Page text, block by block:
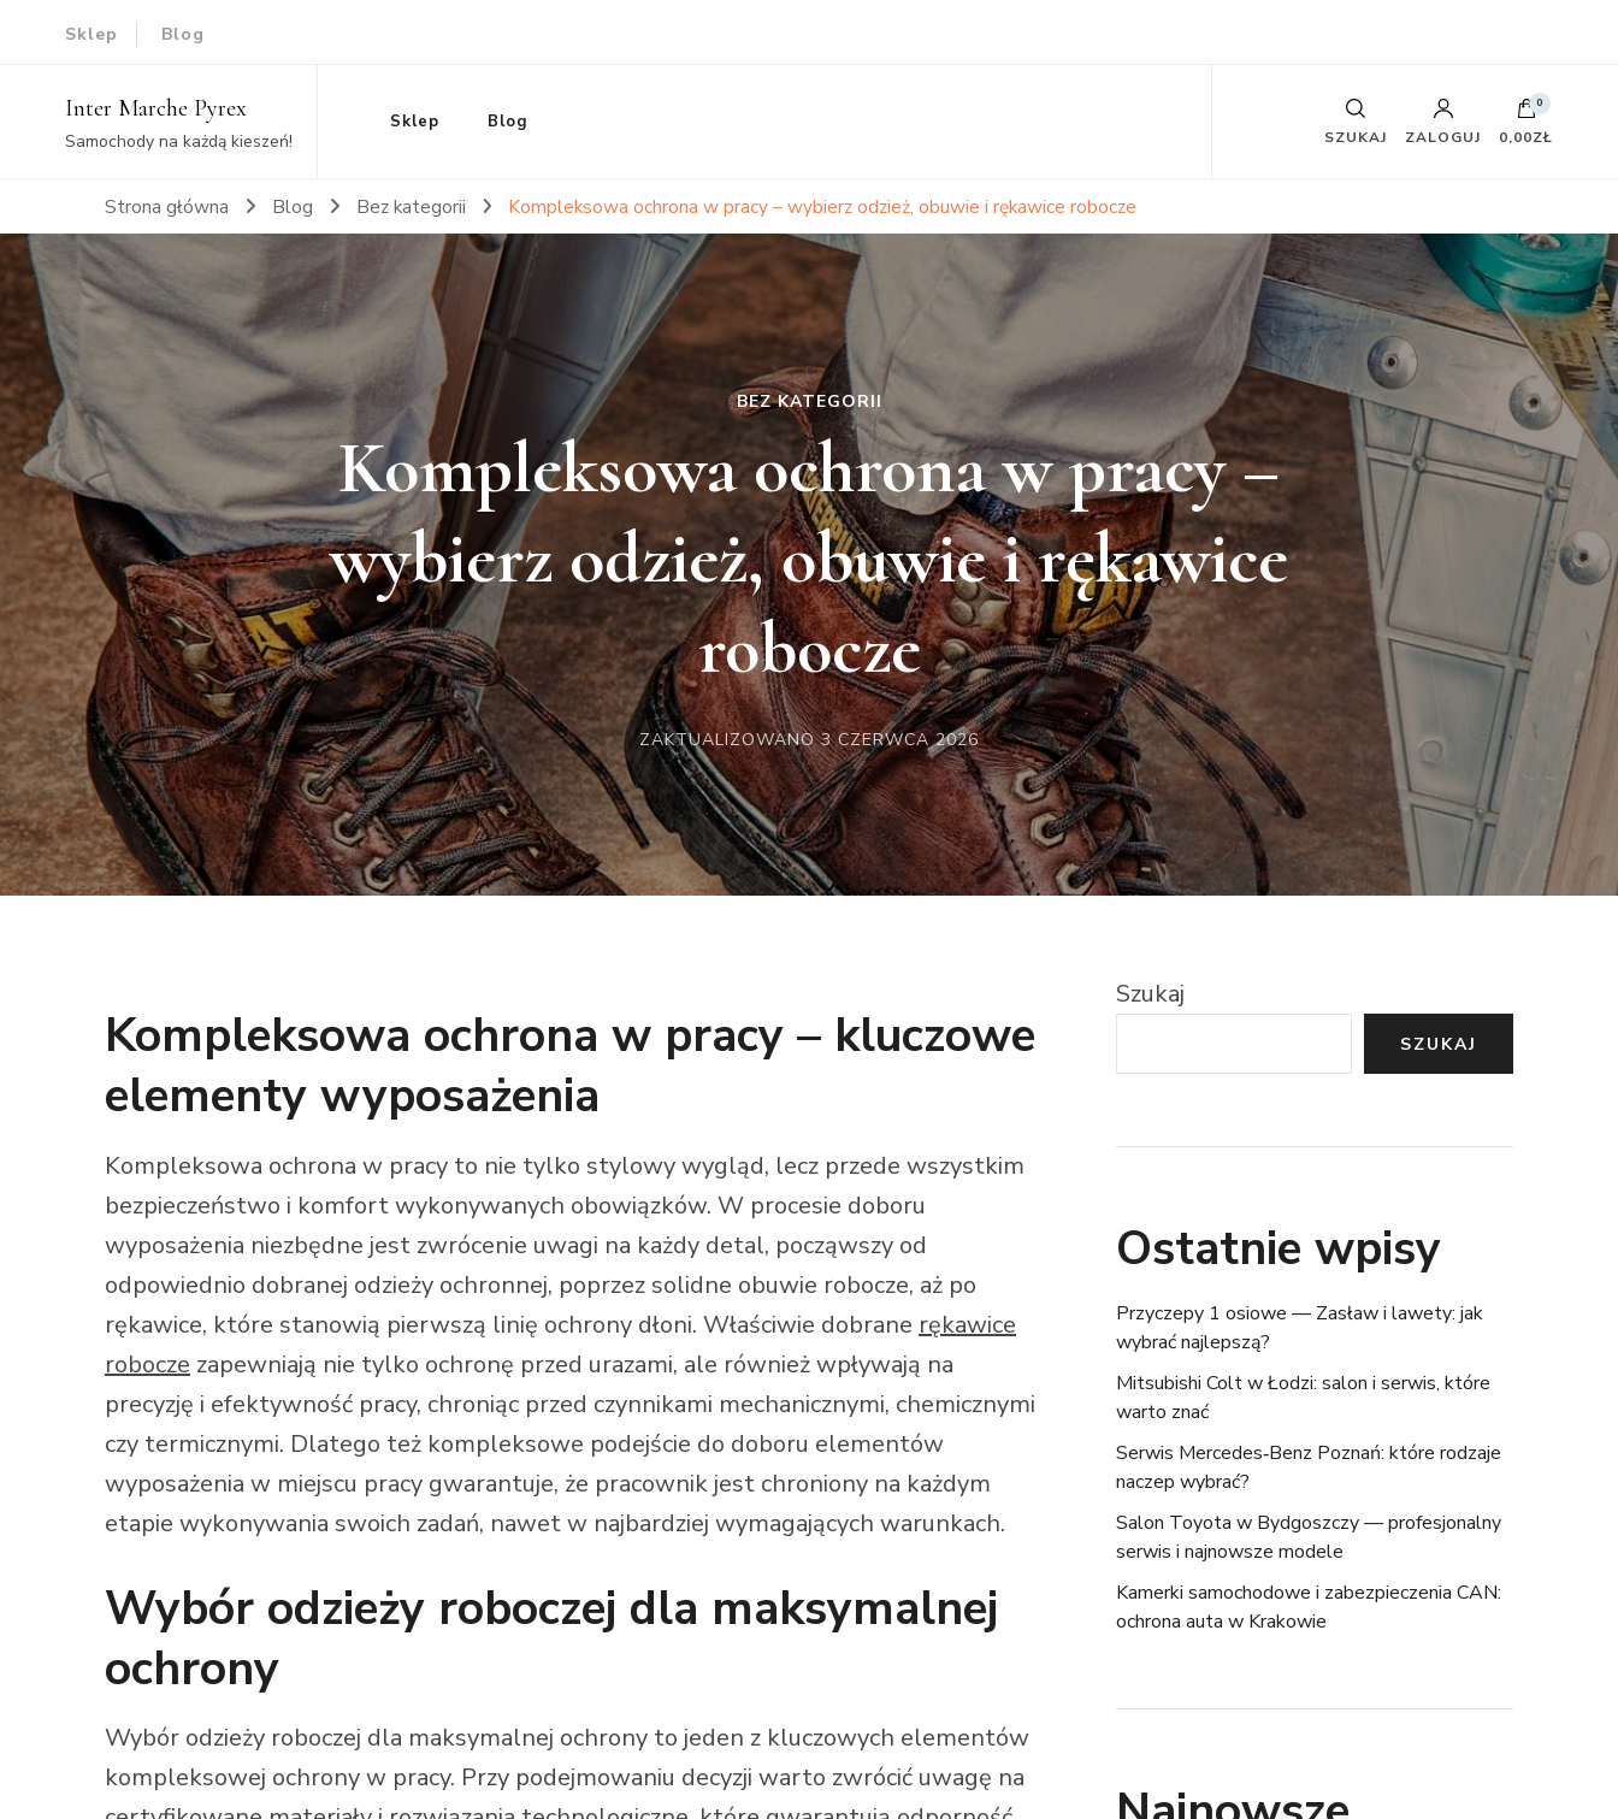
Sklep Blog
Inter Marche Pyrex
Samochody na każdą kieszeń!
Sklep Blog
SZUKAJ ZALOGUJ
0
0,00ZŁ
Strona główna Blog Bez kategorii Kompleksowa ochrona w pracy – wybierz odzież, obuwie i rękawice robocze
BEZ KATEGORII
Kompleksowa ochrona w pracy –
wybierz odzież, obuwie i rękawice
robocze
ZAKTUALIZOWANO3 CZERWCA 2026
Kompleksowa ochrona w pracy – kluczowe
elementy wyposażenia
Kompleksowa ochrona w pracy to nie tylko stylowy wygląd, lecz przede wszystkim
bezpieczeństwo i komfort wykonywanych obowiązków. W procesie doboru
wyposażenia niezbędne jest zwrócenie uwagi na każdy detal, począwszy od
odpowiednio dobranej odzieży ochronnej, poprzez solidne obuwie robocze, aż po
rękawice, które stanowią pierwszą linię ochrony dłoni. Właściwie dobrane rękawice
robocze zapewniają nie tylko ochronę przed urazami, ale również wpływają na
precyzję i efektywność pracy, chroniąc przed czynnikami mechanicznymi, chemicznymi
czy termicznymi. Dlatego też kompleksowe podejście do doboru elementów
wyposażenia w miejscu pracy gwarantuje, że pracownik jest chroniony na każdym
etapie wykonywania swoich zadań, nawet w najbardziej wymagających warunkach.
Wybór odzieży roboczej dla maksymalnej
ochrony
Wybór odzieży roboczej dla maksymalnej ochrony to jeden z kluczowych elementów
kompleksowej ochrony w pracy. Przy podejmowaniu decyzji warto zwrócić uwagę na
Szukaj
SZUKAJ
Ostatnie wpisy
Przyczepy 1 osiowe — Zasław i lawety: jak
wybrać najlepszą?
Mitsubishi Colt w Łodzi: salon i serwis, które
warto znać
Serwis Mercedes‑Benz Poznań: które rodzaje
naczep wybrać?
Salon Toyota w Bydgoszczy — profesjonalny
serwis i najnowsze modele
Kamerki samochodowe i zabezpieczenia CAN:
ochrona auta w Krakowie